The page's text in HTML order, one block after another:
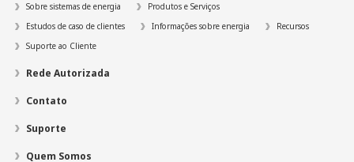
Sobre sistemas de energia
Produtos e Serviços
Estudos de caso de clientes
Informações sobre energia
Recursos
Suporte ao Cliente
Rede Autorizada
Contato
Suporte
Quem Somos